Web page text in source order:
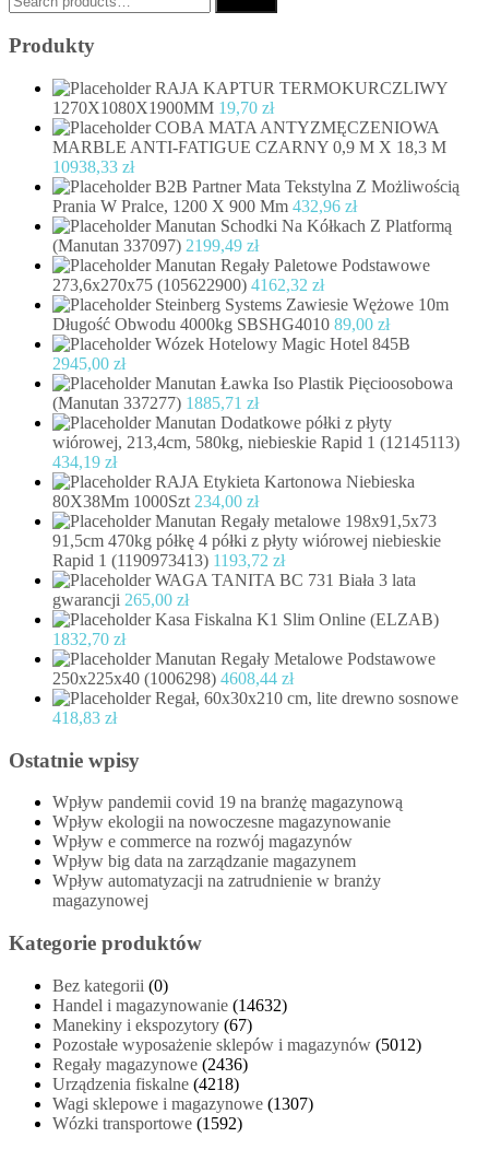
for:
Produkty
RAJA KAPTUR TERMOKURCZLIWY
1270X1080X1900MM 19,70 zł
COBA MATA ANTYZMĘCZENIOWA
MARBLE ANTI-FATIGUE CZARNY 0,9 M X 18,3 M
10938,33 zł
B2B Partner Mata Tekstylna Z Możliwością
Prania W Pralce, 1200 X 900 Mm 432,96 zł
Manutan Schodki Na Kółkach Z Platformą
(Manutan 337097) 2199,49 zł
Manutan Regały Paletowe Podstawowe
273,6x270x75 (105622900) 4162,32 zł
Steinberg Systems Zawiesie Wężowe 10m
Długość Obwodu 4000kg SBSHG4010 89,00 zł
Wózek Hotelowy Magic Hotel 845B
2945,00 zł
Manutan Ławka Iso Plastik Pięcioosobowa
(Manutan 337277) 1885,71 zł
Manutan Dodatkowe półki z płyty
wiórowej, 213,4cm, 580kg, niebieskie Rapid 1 (12145113)
434,19 zł
RAJA Etykieta Kartonowa Niebieska
80X38Mm 1000Szt 234,00 zł
Manutan Regały metalowe 198x91,5x73
91,5cm 470kg półkę 4 półki z płyty wiórowej niebieskie
Rapid 1 (1190973413) 1193,72 zł
WAGA TANITA BC 731 Biała 3 lata
gwarancji 265,00 zł
Kasa Fiskalna K1 Slim Online (ELZAB)
1832,70 zł
Manutan Regały Metalowe Podstawowe
250x225x40 (1006298) 4608,44 zł
Regał, 60x30x210 cm, lite drewno sosnowe
418,83 zł
Ostatnie wpisy
Wpływ pandemii covid 19 na branżę magazynową
Wpływ ekologii na nowoczesne magazynowanie
Wpływ e commerce na rozwój magazynów
Wpływ big data na zarządzanie magazynem
Wpływ automatyzacji na zatrudnienie w branży
magazynowej
Kategorie produktów
Bez kategorii (0)
Handel i magazynowanie (14632)
Manekiny i ekspozytory (67)
Pozostałe wyposażenie sklepów i magazynów (5012)
Regały magazynowe (2436)
Urządzenia fiskalne (4218)
Wagi sklepowe i magazynowe (1307)
Wózki transportowe (1592)